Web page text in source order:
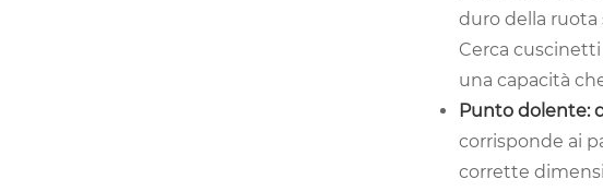
duro della ruota
Cerca
una capacità
Punto dolente:
corrisponde ai
corrette